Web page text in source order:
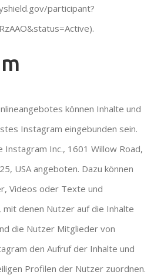
participant?
können Inhalte und
Instagram eingebunden sein.
Instagram Inc., 1601 Willow Road,
USA angeboten. Dazu können
Videos oder Texte und
mit denen Nutzer auf die Inhalte
die Nutzer Mitglieder von
den Aufruf der Inhalte und
Profilen der Nutzer zuordnen.